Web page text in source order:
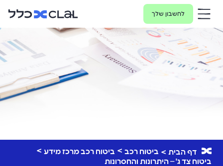
לחשבון שלך
דף הבית ביטוח רכב
ביטוח רכב מרכז מידע
ביטוח צד ג' – היתרונות והחסרונות